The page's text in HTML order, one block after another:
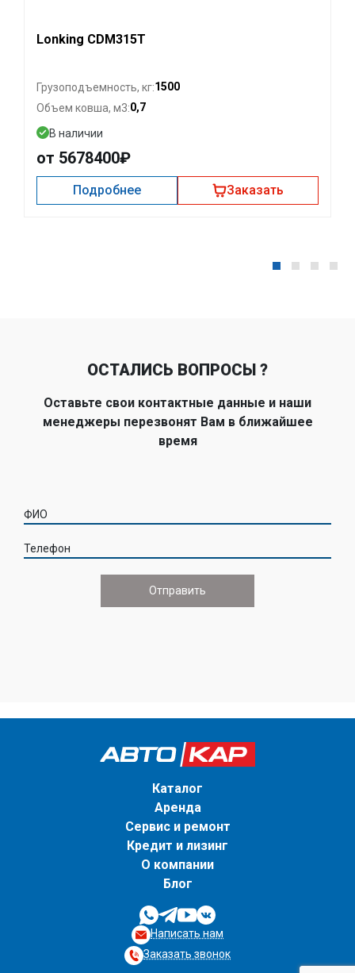
Lonking CDM315T
Грузоподъемность, кг:1500
Объем ковша, м3:0,7
В наличии
от 5678400₽
Подробнее Заказать
ОСТАЛИСЬ ВОПРОСЫ ?
Оставьте свои контактные данные и наши
менеджеры перезвонят Вам в ближайшее
время
ФИО
Телефон
Каталог
Аренда
Сервис и ремонт
Кредит и лизинг
О компании
Блог
Написать нам
Заказать звонок